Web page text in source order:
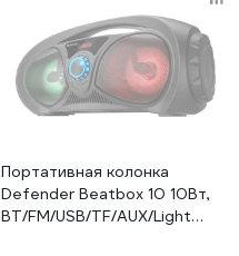
Портативная колонка
Defender Beatbox 10 10Вт,
BT/FM/USB/TF/AUX/Light